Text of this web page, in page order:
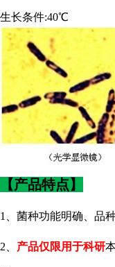
生长条件:40℃
【产品特点】
1、菌种功能明确、品
2、 产品仅限用于科研